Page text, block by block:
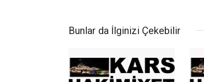
Bunlar da İlginizi Çekebilir